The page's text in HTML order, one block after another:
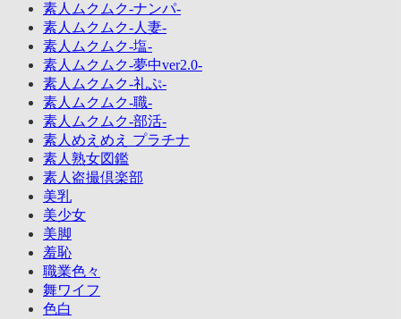
素人ムクムク-ナンパ-
素人ムクムク-人妻-
素人ムクムク-塩-
素人ムクムク-夢中ver2.0-
素人ムクムク-礼ぷ-
素人ムクムク-職-
素人ムクムク-部活-
素人めえめえ プラチナ
素人熟女図鑑
素人盗撮倶楽部
美乳
美少女
美脚
羞恥
職業色々
舞ワイフ
色白